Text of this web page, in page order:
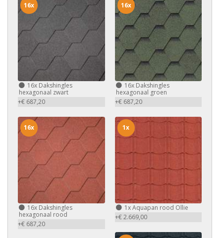
16x Dakshingles
hexagonaal zwart
+€ 687,20
16x
16xDakshingles
hexagonaal groen
+€ 687,20
16x
16x Dakshingles
hexagonaal rood
+€ 687,20
16x
1xAquapan rood Ollie
+€ 2.669,00
1x